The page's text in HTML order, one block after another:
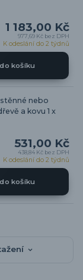
1 183,00 Kč
977,69 Kč bez DPH
K odeslání do 2 týdnů
košíku
nebo
a kovu 1 x
531,00 Kč
438,84 Kč bez DPH
K odeslání do 2 týdnů
košíku